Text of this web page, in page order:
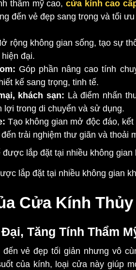
thẩm mỹ cao, cửa kính cao
đến vẻ đẹp sang trọng và tối
rộng không gian sống, tạo sự
đại.
Góp phần nâng cao tính
kế sang trọng, tinh tế.
khách sạn: Là điểm nhấn
lợi trong di chuyển và sử dụng.
Tạo không gian mở độc đáo,
trải nghiệm thư giãn và thoải
lắp đặt tại nhiều không gian
Cửa Kính
Tăng Tính Thẩm
vẻ đẹp tối giản nhưng vô
của kính, loại cửa này giúp